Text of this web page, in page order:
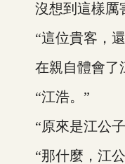
沒想到這樣厲害
“這位貴客，還
在親自體會了江
“江浩。”
“原來是江公子
“那什麼，江公